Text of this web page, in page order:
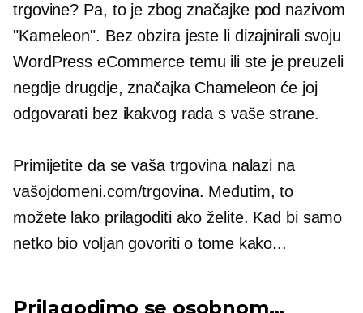
trgovine? Pa, to je zbog značajke pod nazivom
"Kameleon". Bez obzira jeste li dizajnirali svoju
WordPress eCommerce temu ili ste je preuzeli
negdje drugdje, značajka Chameleon će joj
odgovarati bez ikakvog rada s vaše strane.
Primijetite da se vaša trgovina nalazi na
vašojdomeni.com/trgovina. Međutim, to
možete lako prilagoditi ako želite. Kad bi samo
netko bio voljan govoriti o tome kako...
Prilagodimo se osobnom…